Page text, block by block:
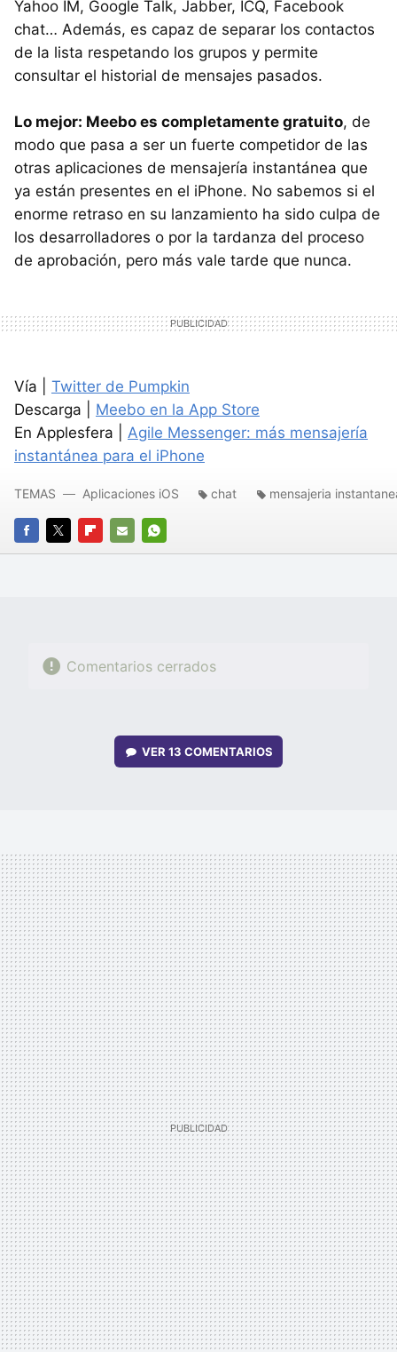
Yahoo IM, Google Talk, Jabber, ICQ, Facebook
chat… Además, es capaz de separar los contactos
de la lista respetando los grupos y permite
consultar el historial de mensajes pasados.
Lo mejor: Meebo es completamente gratuito, de
modo que pasa a ser un fuerte competidor de las
otras aplicaciones de mensajería instantánea que
ya están presentes en el iPhone. No sabemos si el
enorme retraso en su lanzamiento ha sido culpa de
los desarrolladores o por la tardanza del proceso
de aprobación, pero más vale tarde que nunca.
Vía | Twitter de Pumpkin
Descarga | Meebo en la App Store
En Applesfera | Agile Messenger: más mensajería
instantánea para el iPhone
FACEBOOK
TWITTERFLIPBOARD
E-
WHATSAPP
TEMAS Aplicaciones iOS chat mensajeria
Comentarios cerrados
VER 13 COMENTARIOS